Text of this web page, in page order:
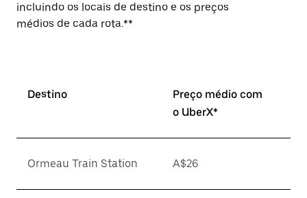
incluindo os locais de destino e os preços
médios de cada rota.**
Destino
Preço médio com
o UberX*
Ormeau Train Station A$26